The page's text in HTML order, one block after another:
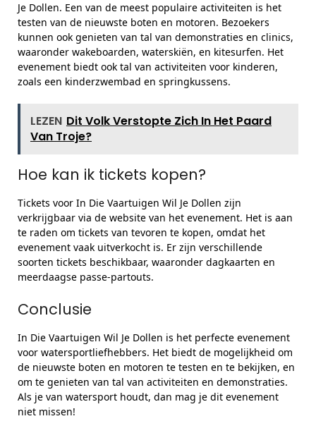
Je Dollen. Een van de meest populaire activiteiten is het
testen van de nieuwste boten en motoren. Bezoekers
kunnen ook genieten van tal van demonstraties en clinics,
waaronder wakeboarden, waterskiën, en kitesurfen. Het
evenement biedt ook tal van activiteiten voor kinderen,
zoals een kinderzwembad en springkussens.
LEZEN Dit Volk Verstopte Zich In Het Paard
Van Troje?
Hoe kan ik tickets kopen?
Tickets voor In Die Vaartuigen Wil Je Dollen zijn
verkrijgbaar via de website van het evenement. Het is aan
te raden om tickets van tevoren te kopen, omdat het
evenement vaak uitverkocht is. Er zijn verschillende
soorten tickets beschikbaar, waaronder dagkaarten en
meerdaagse passe-partouts.
Conclusie
In Die Vaartuigen Wil Je Dollen is het perfecte evenement
voor watersportliefhebbers. Het biedt de mogelijkheid om
de nieuwste boten en motoren te testen en te bekijken, en
om te genieten van tal van activiteiten en demonstraties.
Als je van watersport houdt, dan mag je dit evenement
niet missen!